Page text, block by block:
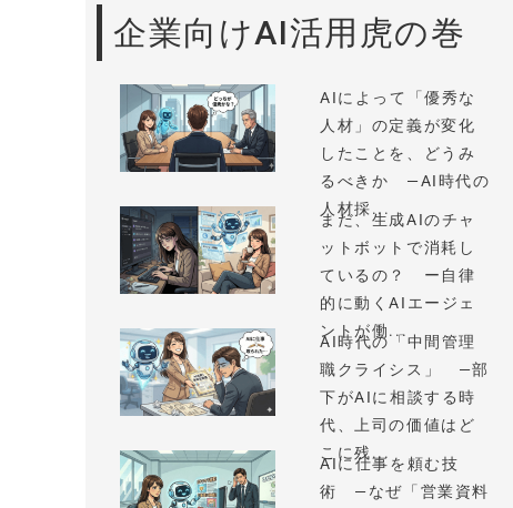
企業向けAI活用虎の巻
AIによって「優秀な
人材」の定義が変化
したことを、どうみ
るべきか —AI時代の
人材採...
まだ、生成AIのチャ
ットボットで消耗し
ているの？ ー自律
的に動くAIエージェ
ントが働...
AI時代の「中間管理
職クライシス」 —部
下がAIに相談する時
代、上司の価値はど
こに残...
AIに仕事を頼む技
術 —なぜ「営業資料